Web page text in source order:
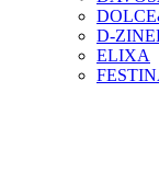
D-
ELIXA